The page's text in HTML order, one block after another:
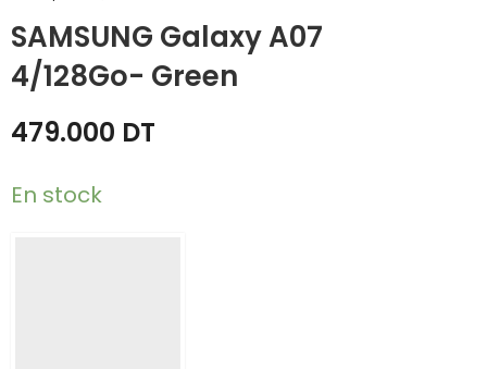
SAMSUNG Galaxy A07
4/128Go- Green
479.000 DT
En stock